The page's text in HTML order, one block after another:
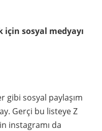
sosyal medyayı
gibi sosyal paylaşım
Gerçi bu listeye Z
instagramı da